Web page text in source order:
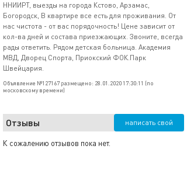
ННИИРТ, выезды на города Кстово, Арзамас,
Богородск, В квартире все есть для проживания. От
нас чистота - от вас порядочность! Цене зависит от
кол-ва дней и состава приезжающих. Звоните, всегда
рады ответить. Рядом детская больница. Академия
МВД, Дворец Спорта, Приокский ФОК.Парк
Швейцария.
Объявление №127167 размещено: 28.01.2020 17:30:11 (по
московскому времени)
Отзывы написать свой
К сожалению отзывов пока нет.